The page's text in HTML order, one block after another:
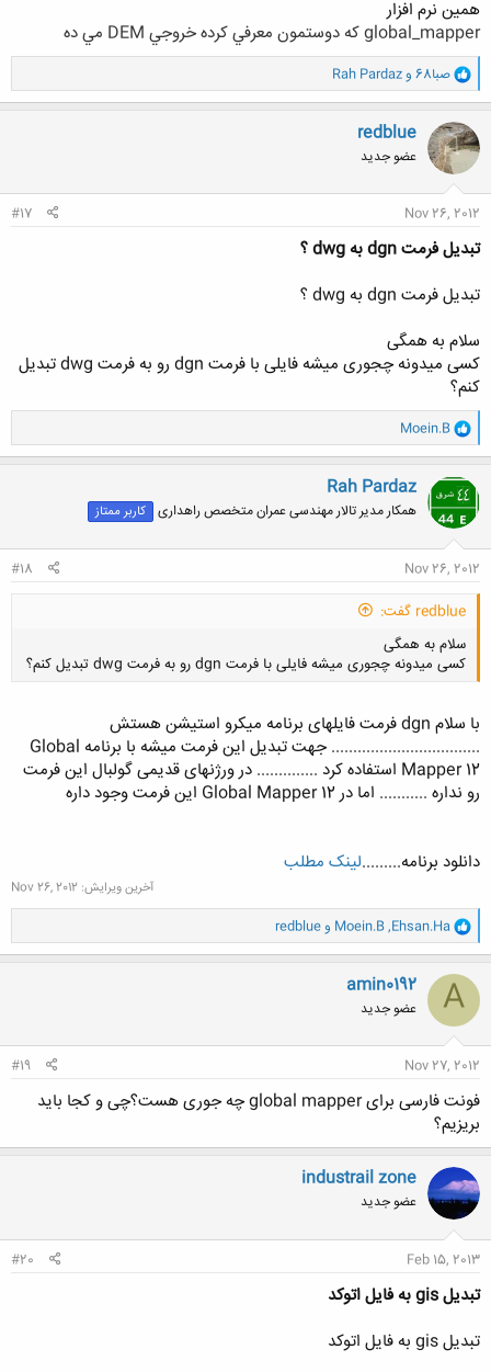
همين نرم افزار
global_mapper كه دوستمون معرفي كرده خروجي DEM مي ده
و
ا
ک
ن
ش
ه
ا
صبا68 و Rah Pardaz
redblue
عضو جدید
Nov 26, 2012
#17
تبدیل فرمت dgn به dwg ؟
تبدیل فرمت dgn به dwg ؟
سلام به همگی
کسی میدونه چجوری میشه فایلی با فرمت dgn رو به فرمت dwg تبدیل
کنم؟
و
ا
ک
ن
ش
ه
ا
Moein.B
Rah Pardaz
همکار مدیر تالار مهندسی عمران متخصص راهداری کاربر ممتاز
Nov 26, 2012
#18
redblue گفت:
سلام به همگی
کسی میدونه چجوری میشه فایلی با فرمت dgn رو به فرمت dwg تبدیل کنم؟
کلیک کنید تا باز شود...
با سلام dgn فرمت فایلهای برنامه میکرو استیشن هستش
.................................. جهت تبدیل این فرمت میشه با برنامه Global
Mapper 12 استفاده کرد .............. در ورژنهای قدیمی گولبال این فرمت
رو نداره ........... اما در Global Mapper 12 این فرمت وجود داره
دانلود برنامه.........لینک مطلب
آخرین ویرایش: Nov 26, 2012
و
ا
ک
ن
ش
ه
ا
Ehsan.Ha
,
Moein.B و redblue
A
amin0192
عضو جدید
Nov 27, 2012
#19
فونت فارسی برای global mapper چه جوری هست؟چی و کجا باید
بریزیم؟
industrail zone
عضو جدید
Feb 15, 2013
#20
تبدیل gis به فایل اتوکد
تبدیل gis به فایل اتوکد